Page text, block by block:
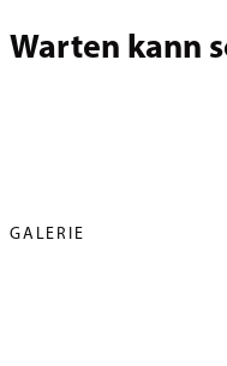
Warten kann
GALERIE